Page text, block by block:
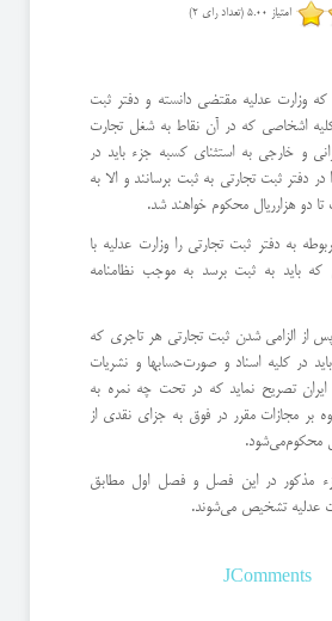
امتیاز 5.00 (تعداد رای 2)
كه وزارت عدلیه مقتضی دانسته و دفتر ثبت
اشخاصی كه در آن نقاط به شغل تجارت
و خارجی به استثنای كسبه جزء باید در
دفتر ثبت تجارتی به ثبت برسانند و الا به
دو هزار‌ریال محكوم خواهند شد.
مربوطه به دفتر ثبت تجارتی را وزارت عدلیه با
كه باید به ثبت برسد به موجب نظامنامه
پس از الزامی شدن ثبت تجارتی هر تاجری كه
در كلیه اسناد و صورت‌حسابها و نشریات
تصریح نماید كه در تحت چه نمره به
بر مجازات مقرر در فوق به جزای نقدی از
محكوم‌می‌شود.
جزء مذكور در این فصل و فصل اول مطابق
عدلیه تشخیص می‌شوند.
JComments